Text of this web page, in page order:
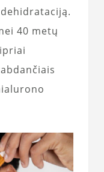
40 metų